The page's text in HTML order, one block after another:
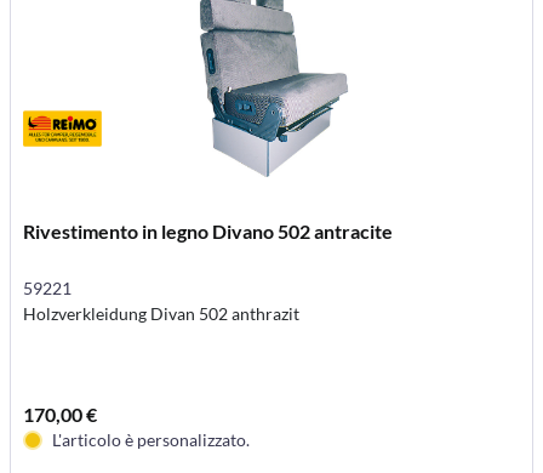
Rivestimento in legno Divano 502 antracite
59221
Holzverkleidung Divan 502 anthrazit
170,00 €
L'articolo è personalizzato.